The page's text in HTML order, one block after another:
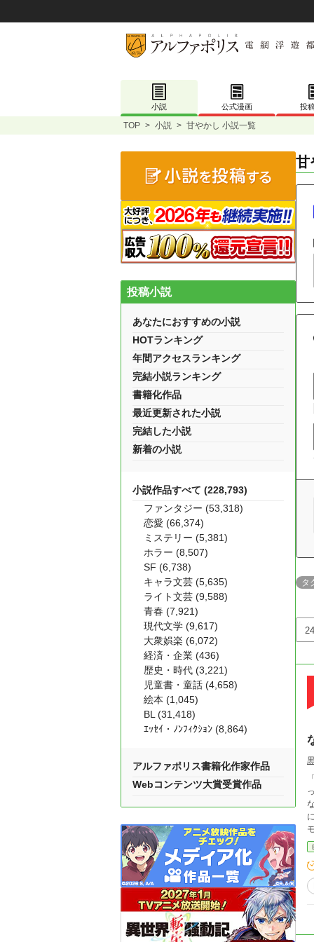
小説 公式漫画 投
TOP > 小説 > 甘やかし 小説一覧
甘
タ
投稿小説
あなたにおすすめの小説
HOTランキング
年間アクセスランキング
完結小説ランキング
書籍化作品
最近更新された小説
完結した小説
新着の小説
小説作品すべて (228,793)
ファンタジー (53,318)
恋愛 (66,374)
ミステリー (5,381)
ホラー (8,507)
SF (6,738)
キャラ文芸 (5,635)
ライト文芸 (9,588)
青春 (7,921)
現代文学 (9,617)
大衆娯楽 (6,072)
経済・企業 (436)
歴史・時代 (3,221)
児童書・童話 (4,658)
絵本 (1,045)
BL (31,418)
ｴｯｾｲ・ﾉﾝﾌｨｸｼｮﾝ (8,864)
アルファポリス書籍化作家作品
Webコンテンツ大賞受賞作品